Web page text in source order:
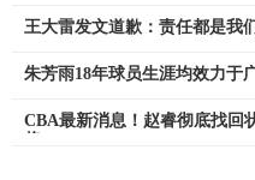
王大雷发文道歉：责任都是我
朱芳雨18年球员生涯均效力于
CBA最新消息！赵睿彻底找回